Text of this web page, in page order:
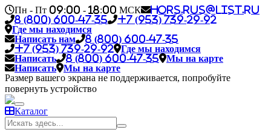
Пн - Пт 09:00 - 18:00 МСК
hors.rus@list.ru
8 (800) 600-47-35
+7 (953) 739-29-92
Где мы находимся
Написать нам
8 (800) 600-47-35
+7 (953) 739-29-92
Где мы находимся
Написать
8 (800) 600-47-35
Мы на карте
Написать
Мы на карте
Размер вашего экрана не поддерживается, попробуйте
повернуть устройство
Каталог